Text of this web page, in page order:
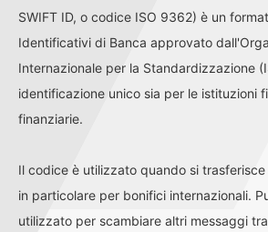
SWIFT ID, o codice ISO 9362) è un
Identificativi di Banca approvato
Internazionale per la Standardizzazione
identificazione unico sia per le istituzioni
finanziarie.
Il codice è utilizzato quando si
in particolare per bonifici internazionali.
utilizzato per scambiare altri messaggi